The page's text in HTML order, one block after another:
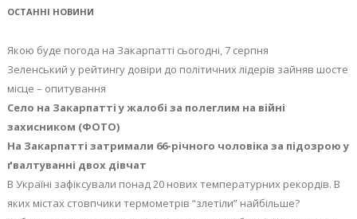
ОСТАННІ НОВИНИ
Якою буде погода на Закарпатті сьогодні, 7 серпня
Зеленський у рейтингу довіри до політичних лідерів зайняв шосте
місце – опитування
Село на Закарпатті у жалобі за полеглим на війні
захисником (ФОТО)
На Закарпатті затримали 66-річного чоловіка за підозрою у
ґвалтуванні двох дівчат
В Україні зафіксували понад 20 нових температурних рекордів. В
яких містах стовпчики термометрів “злетіли” найбільше?